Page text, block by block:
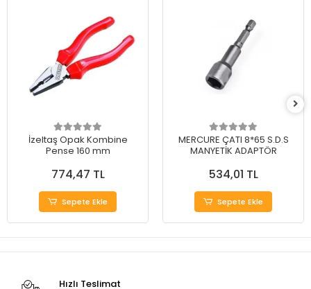
İzeltaş Opak Kombine
Pense 160 mm
774,47 TL
Sepete Ekle
MERCURE ÇATI 8*65 S.D.S
MANYETİK ADAPTÖR
534,01 TL
Sepete Ekle
Hızlı Teslimat